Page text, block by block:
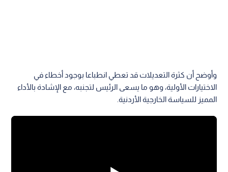
وأوضح أن كثرة التعديلات قد تعطي انطباعا بوجود أخطاء في
الاختيارات الأولية، وهو ما يسعى الرئيس لتجنبه، مع الإشادة بالأداء
المميز للسياسة الخارجية الأردنية.